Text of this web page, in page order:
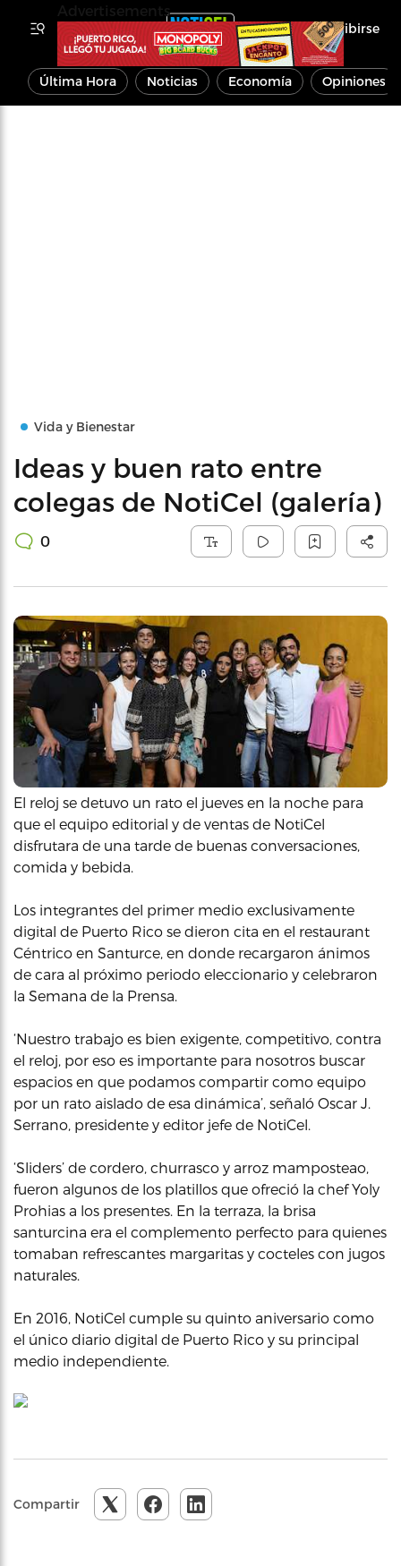
Inscribirse
Última Hora Noticias Economía Opiniones
Vida y Bienestar
Ideas y buen rato entre
colegas de NotiCel (galería)
0
El reloj se detuvo un rato el jueves en la noche para
que el equipo editorial y de ventas de NotiCel
disfrutara de una tarde de buenas conversaciones,
comida y bebida.
Los integrantes del primer medio exclusivamente
digital de Puerto Rico se dieron cita en el restaurant
Céntrico en Santurce, en donde recargaron ánimos
de cara al próximo periodo eleccionario y celebraron
la Semana de la Prensa.
‘Nuestro trabajo es bien exigente, competitivo, contra
el reloj, por eso es importante para nosotros buscar
espacios en que podamos compartir como equipo
por un rato aislado de esa dinámica’, señaló Oscar J.
Serrano, presidente y editor jefe de NotiCel.
‘Sliders’ de cordero, churrasco y arroz mamposteao,
fueron algunos de los platillos que ofreció la chef Yoly
Prohias a los presentes. En la terraza, la brisa
santurcina era el complemento perfecto para quienes
tomaban refrescantes margaritas y cocteles con jugos
naturales.
En 2016, NotiCel cumple su quinto aniversario como
el único diario digital de Puerto Rico y su principal
medio independiente.
Compartir
Advertisements